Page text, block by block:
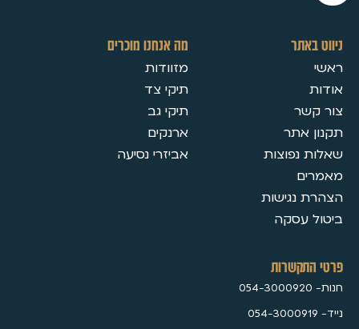
ניווט באתר
ראשי
אודות
צור קשר
תקנון אתר
שאלות נפוצות
מאמרים
הצהרת נגישות
ביטול עסקה
מה אנחנו מוכרים
מזוודות
תיקי צד
תיקי גב
ארנקים
אביזרי נסיעה
פרטי התקשרות
חנות- 054-3000920
נייד- 054-3000919